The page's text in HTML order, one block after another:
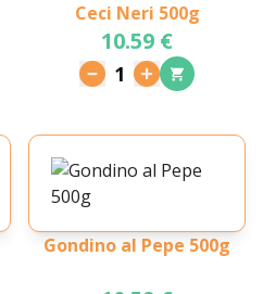
Ceci Neri 500g
10.59 €
1
Gondino al Pepe 500g